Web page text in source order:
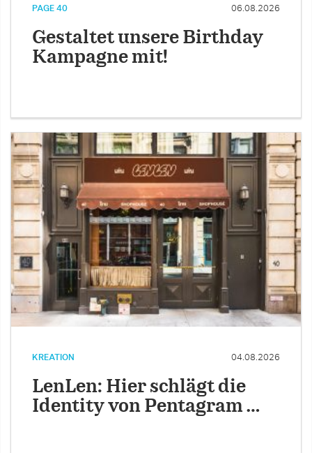
PAGE 40 06.08.2026
Gestaltet unsere Birthday
Kampagne mit!
KREATION 04.08.2026
LenLen: Hier schlägt die
Identity von Pentagram …